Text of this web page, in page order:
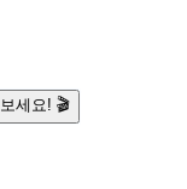
세요! 🎬